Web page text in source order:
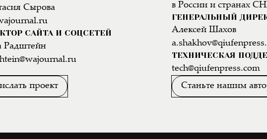
Сырова
САЙТА И СОЦСЕТЕЙ
Радштейн
проект
в России и странах
ГЕНЕРАЛЬНЫЙ
Алексей Шахов
ТЕХНИЧЕСКАЯ
tech@qiufenpress.com
Станьте нашим